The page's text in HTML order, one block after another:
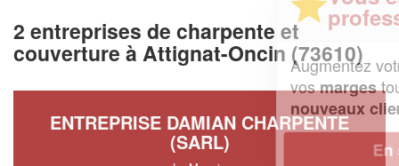
2 entreprises de charpente et
couverture à Attignat-Oncin (73610)
ENTREPRISE DAMIAN CHARPENTE
(SARL)
professionnel ?
Augmentez votrechiffre d'affaireset
vosmargestout en gagnant de
En savoir plus